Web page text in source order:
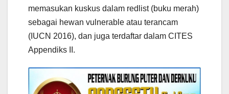
memasukan kuskus dalam redlist (buku merah)
sebagai hewan vulnerable atau terancam
(IUCN 2016), dan juga terdaftar dalam CITES
Appendiks II.